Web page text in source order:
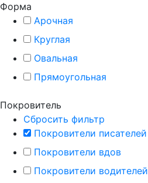
Форма
Арочная
Круглая
Овальная
Прямоугольная
Покровитель
Сбросить фильтр
Покровители писателей
Покровители вдов
Покровители водителей